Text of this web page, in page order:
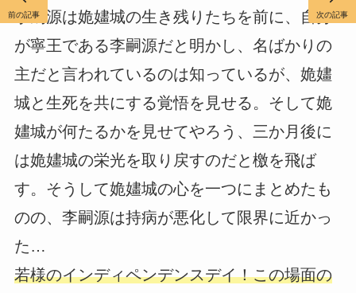
李嗣源は姽嫿城の生き残りたちを前に、自分
が寧王である李嗣源だと明かし、名ばかりの
主だと言われているのは知っているが、姽嫿
城と生死を共にする覚悟を見せる。そして姽
嫿城が何たるかを見せてやろう、三か月後に
は姽嫿城の栄光を取り戻すのだと檄を飛ば
す。そうして姽嫿城の心を一つにまとめたも
のの、李嗣源は持病が悪化して限界に近かっ
た…
若様のインディペンデンスデイ！この場面の
前の記事 次の記事